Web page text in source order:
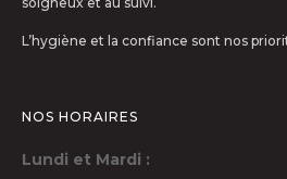
L’hygiène et la confiance sont nos
NOS HORAIRES
Lundi et Mardi :